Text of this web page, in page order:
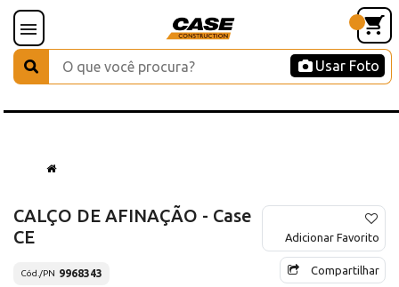
Usar Foto
CALÇO DE AFINAÇÃO - Case
CE
Cód./PN 9968343
Adicionar Favorito
Compartilhar